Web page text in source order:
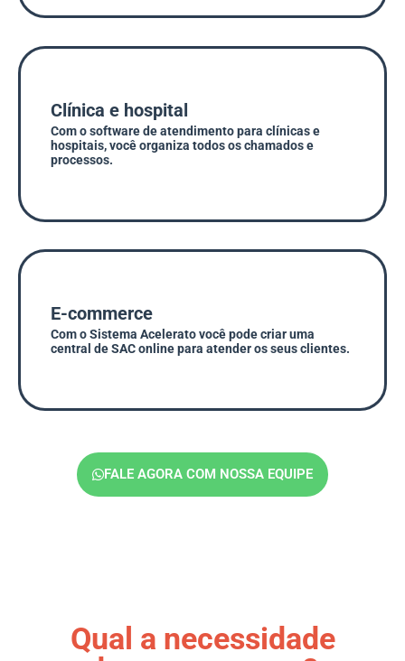
Clínica e hospital
Com o software de atendimento para clínicas e
hospitais, você organiza todos os chamados e
processos.
E-commerce
Com o Sistema Acelerato você pode criar uma
central de SAC online para atender os seus clientes.
FALE AGORA COM NOSSA EQUIPE
Qual a necessidade